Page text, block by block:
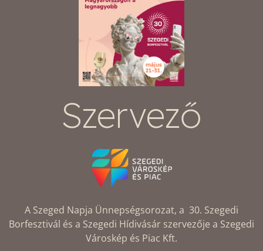
Szervező
A Szeged Napja Ünnepségsorozat, a 30. Szegedi
Borfesztivál és a Szegedi Hídivásár szervezője a Szegedi
Városkép és Piac Kft.